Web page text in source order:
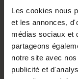
Les cookies nous
et les annonces,
médias sociaux et
partageons
notre site avec
publicité et
Dimensions (L
Poids :
Numéro du